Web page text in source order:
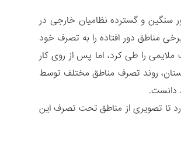
کرد. حضور سنگین و گسترده نظامیان خارجی در
مناطق دور افتاده را به تصرف خود
کرد. گسترش جغرافیای تحت سلطه طالبان در 15 سال اخیر شیب ملایمی را طی کرد، اما پس از روی کار
روند تصرف مناطق مختلف توسط
تا تصویری از مناطق تحت تصرف این